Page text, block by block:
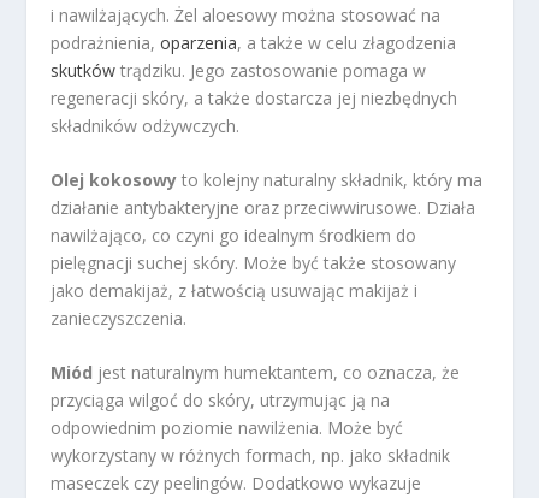
i nawilżających. Żel aloesowy można stosować na
podrażnienia,oparzenia, a także w celu złagodzenia
skutków trądziku. Jego zastosowanie pomaga w
regeneracji skóry, a także dostarcza jej niezbędnych
składników odżywczych.
Olej kokosowy to kolejny naturalny składnik, który ma
działanie antybakteryjne oraz przeciwwirusowe. Działa
nawilżająco, co czyni go idealnym środkiem do
pielęgnacji suchej skóry. Może być także stosowany
jako demakijaż, z łatwością usuwając makijaż i
zanieczyszczenia.
Miód jest naturalnym humektantem, co oznacza, że
przyciąga wilgoć do skóry, utrzymując ją na
odpowiednim poziomie nawilżenia. Może być
wykorzystany w różnych formach, np. jako składnik
maseczek czy peelingów. Dodatkowo wykazuje